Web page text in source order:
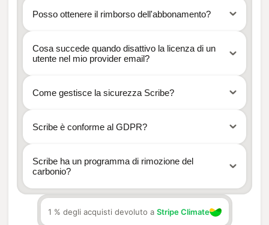
Posso ottenere il rimborso dell'abbonamento?
Cosa succede quando disattivo la licenza di un
utente nel mio provider email?
Come gestisce la sicurezza Scribe?
Scribe è conforme al GDPR?
Scribe ha un programma di rimozione del
carbonio?
Stripe
Climate
1 % degli acquisti devoluto a Stripe Climate